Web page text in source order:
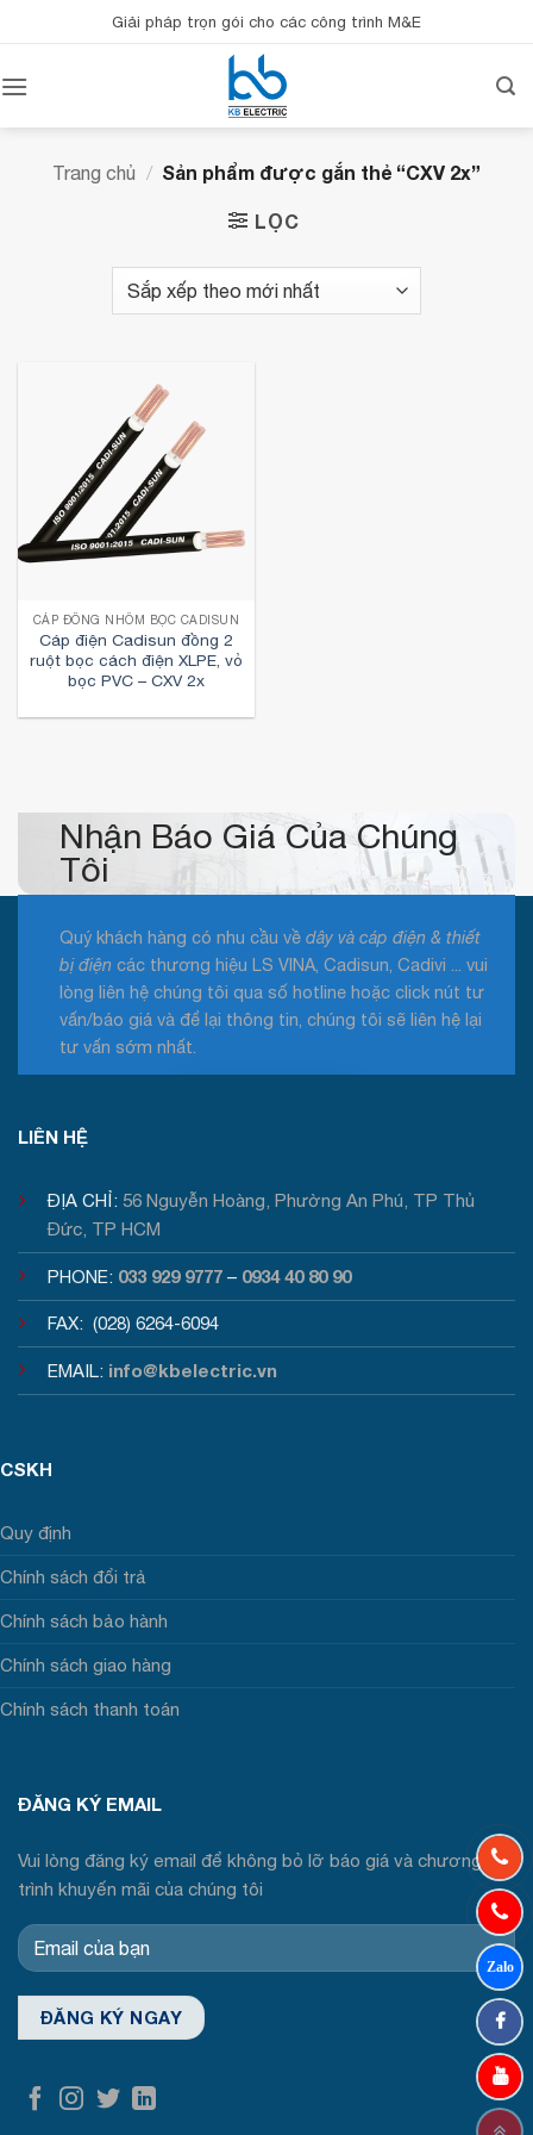
qua
dung
Giải pháp trọn gói cho các công trình M&E
Trang chủ / Sản phẩm được gắn thẻ “CXV 2x”
LỌC
CÁP ĐỒNG NHÔM BỌC CADISUN
Cáp điện Cadisun đồng 2
ruột bọc cách điện XLPE, vỏ
bọc PVC – CXV 2x
Nhận Báo Giá Của Chúng
Tôi
Quý khách hàng có nhu cầu về dây và cáp điện & thiết
bị điện các thương hiệu LS VINA, Cadisun, Cadivi ... vui
lòng liên hệ chúng tôi qua số hotline hoặc click nút tư
vấn/báo giá và để lại thông tin, chúng tôi sẽ liên hệ lại
tư vấn sớm nhất.
LIÊN HỆ
ĐỊA CHỈ: 56 Nguyễn Hoàng, Phường An Phú, TP Thủ
Đức, TP HCM
PHONE: 033 929 9777 – 0934 40 80 90
FAX: (028) 6264-6094
EMAIL: info@kbelectric.vn
CSKH
Quy định
Chính sách đổi trả
Chính sách bảo hành
Chính sách giao hàng
Chính sách thanh toán
ĐĂNG KÝ EMAIL
Vui lòng đăng ký email để không bỏ lỡ báo giá và chương
trình khuyến mãi của chúng tôi